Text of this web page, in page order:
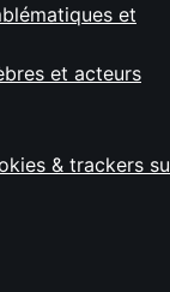
et
et acteurs
& trackers